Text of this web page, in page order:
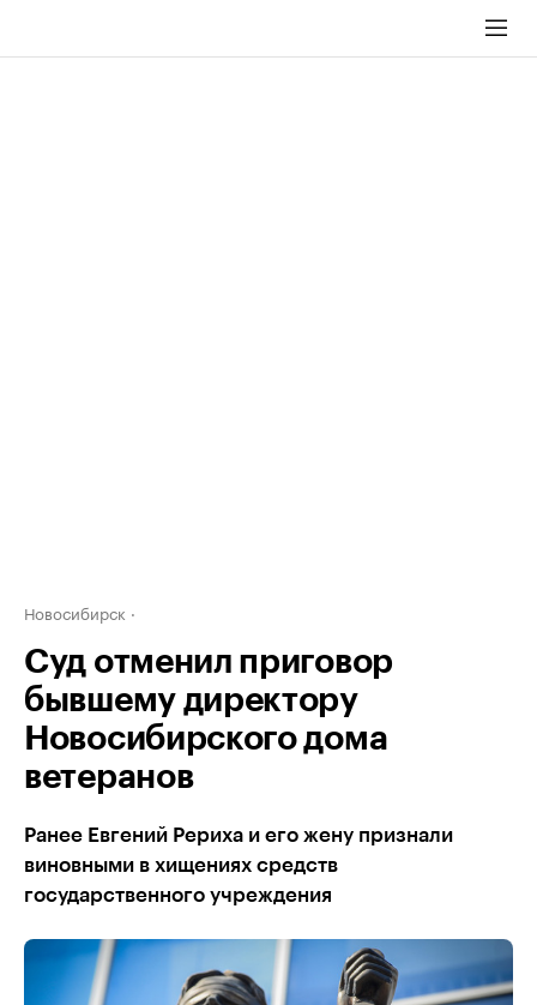
Новосибирск
Суд отменил приговор
бывшему директору
Новосибирского дома
ветеранов
Ранее Евгений Рериха и его жену признали
виновными в хищениях средств
государственного учреждения